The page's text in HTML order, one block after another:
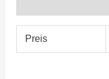
Preis